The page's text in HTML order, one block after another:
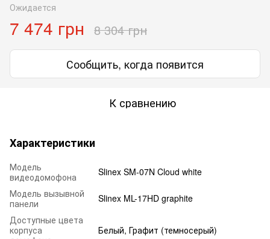
Ожидается
7 474 грн 8 304 грн
Сообщить, когда появится
К сравнению
Характеристики
Модель
видеодомофона
Slinex SM-07N Cloud white
Модель вызывной
панели
Slinex ML-17HD graphite
Доступные цвета
корпуса
Белый, Графит (темносерый)